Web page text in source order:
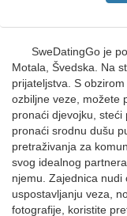
SweDatingGo je
Motala, Švedska. Na
prijateljstva. S
ozbiljne veze, možete
pronaći djevojku,
pronaći srodnu dušu
pretraživanja za
svog idealnog
njemu. Zajednica nudi
uspostavljanju veza,
fotografije, koristite